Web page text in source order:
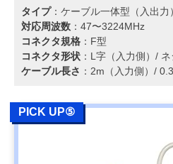
タイプ：ケーブル一体型（入出力）
対応周波数 ：47〜3224MHz
コネクタ規格 ：F型
コネクタ形状 ：L字（入力側）/ ネ
ケーブル長さ ：2m（入力側）/
PICK UP⑤